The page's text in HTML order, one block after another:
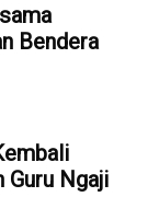
Bendera
Guru Ngaji